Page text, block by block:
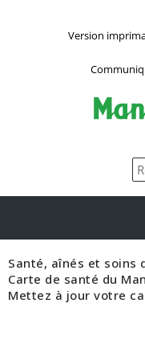
Version
Santé, aînés et soins
Carte de santé du
Mettez à jour votre